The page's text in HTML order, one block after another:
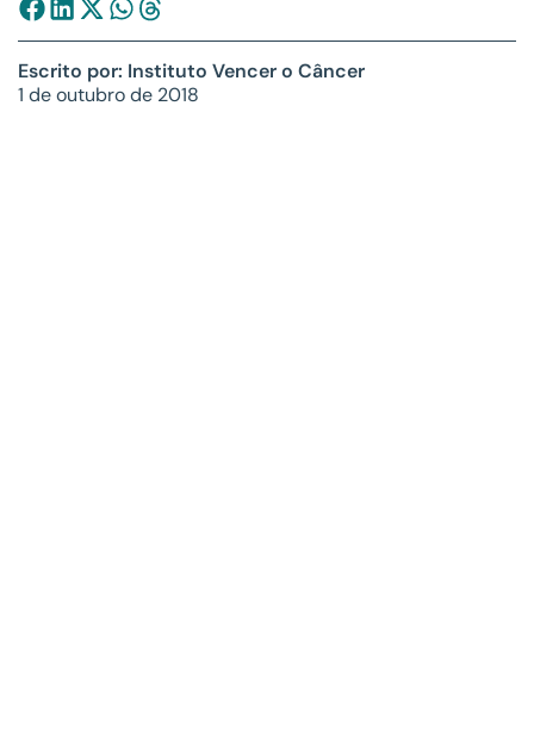
Escrito por: Instituto Vencer o Câncer
1 de outubro de 2018